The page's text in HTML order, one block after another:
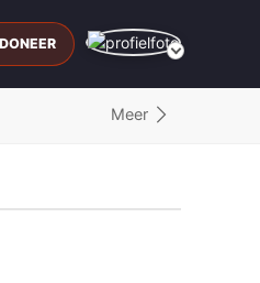
DONEER
Meer